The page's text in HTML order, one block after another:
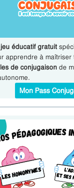
jeu éducatif gratuit
apprendre à maîtriser
de conjugaisonde
Mon Pass